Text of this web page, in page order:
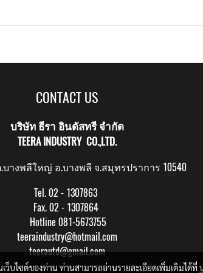
CONTACT US
บริษัท ธีรา อินดัสทรี จำกัด
TEERA INDUSTRY CO.,LTD.
บางพลีใหญ่ อ.บางพลี จ.สมุทรปราการ 10540
Tel. 02 - 1307863
Fax. 02 - 1307864
Hotline 081-5673755
teeraindustry@hotmail.com
teerautd@gmail.com
บไซต์ของท่าน ท่านสามารถอ่านรายละเอียดเพิ่มเติมได้ที่